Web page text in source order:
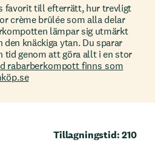
favorit till efterrätt, hur trevligt
crème brûlée som alla delar
lämpar sig utmärkt
knäckiga ytan. Du sparar
tid genom att göra allt i en stor
rabarberkompott finns som
Tillagningstid: 210